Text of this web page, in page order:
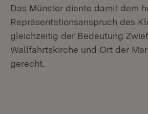
Das Münster diente damit dem
Repräsentationsanspruch des
gleichzeitig der Bedeutung
Wallfahrtskirche und Ort der
gerecht.